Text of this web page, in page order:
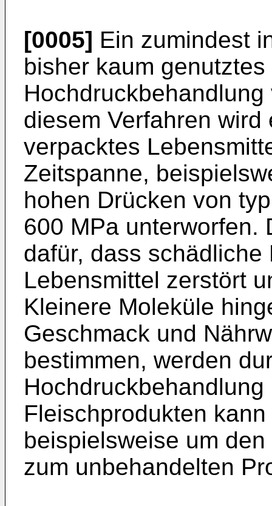
[0005] Ein zumindest
bisher kaum
diesem Verfahren
verpacktes
Zeitspanne,
hohen Drücken von
600 MPa unterworfen.
dafür, dass
Lebensmittel zerstört
Kleinere Moleküle
Geschmack und
bestimmen, werden
Fleischprodukten
beispielsweise um
zum unbehandelten